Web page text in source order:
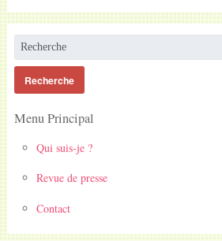
Menu Principal
Qui suis-je ?
Revue de presse
Contact